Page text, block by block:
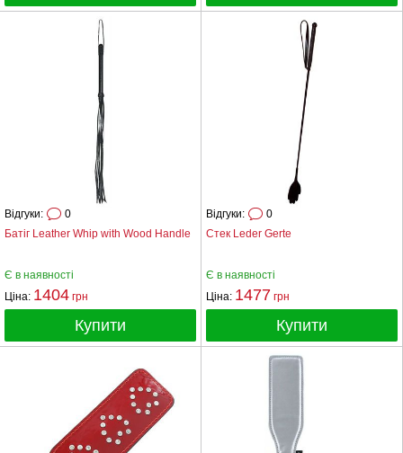
Батіг Leather Whip with Wood Handle
Відгуки: 0
Є в наявності
Ціна: 1404 грн
Купити
Стек Leder Gerte
Відгуки: 0
Є в наявності
Ціна: 1477 грн
Купити